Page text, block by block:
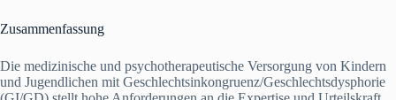
Zusammenfassung
Die medizinische und psychotherapeutische Versorgung von Kindern
und Jugendlichen mit Geschlechtsinkongruenz/Geschlechtsdysphorie